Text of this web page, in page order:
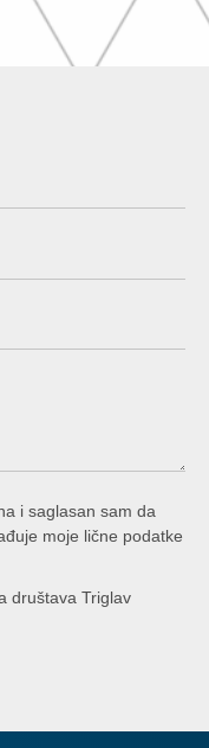
i saglasan sam da
moje lične podatke
društava Triglav